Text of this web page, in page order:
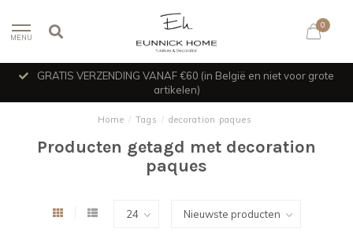
MENU
0
GRATIS VERZENDING VANAF €60 (in België en niet voor grote
artikelen)
Home / Tags / decoration paques
Producten getagd met decoration
paques